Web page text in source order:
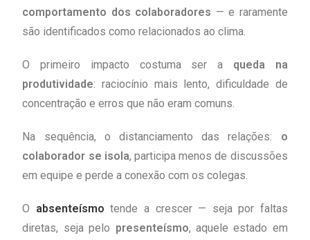
comportamento dos colaboradores — e raramente
são identificados como relacionados ao clima.
O primeiro impacto costuma ser a queda na
produtividade: raciocínio mais lento, dificuldade de
concentração e erros que não eram comuns.
Na sequência, o distanciamento das relações: o
colaborador se isola, participa menos de discussões
em equipe e perde a conexão com os colegas.
O absenteísmo tende a crescer — seja por faltas
diretas, seja pelo presenteísmo, aquele estado em